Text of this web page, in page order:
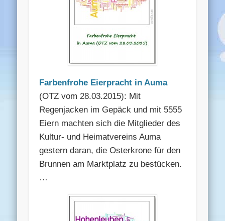
Farbenfrohe Eierpracht in Auma
(OTZ vom 28.03.2015): Mit
Regenjacken im Gepäck und mit 5555
Eiern machten sich die Mitglieder des
Kultur- und Heimatvereins Auma
gestern daran, die Osterkrone für den
Brunnen am Marktplatz zu bestücken.
…